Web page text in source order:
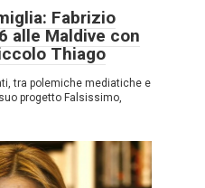
Fabrizio
alle Maldive con
Thiago
tra polemiche mediatiche e
progetto Falsissimo,